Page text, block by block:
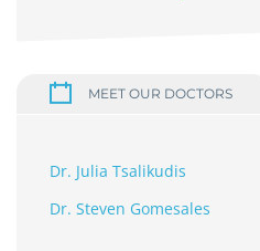
MEET OUR DOCTORS
Dr. Julia Tsalikudis
Dr. Steven Gomesales